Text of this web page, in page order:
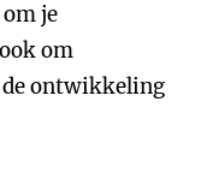
je
om
ontwikkeling